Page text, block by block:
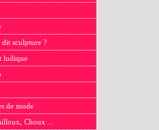
dit sculpture ?
ludique
de mode
Choux ...